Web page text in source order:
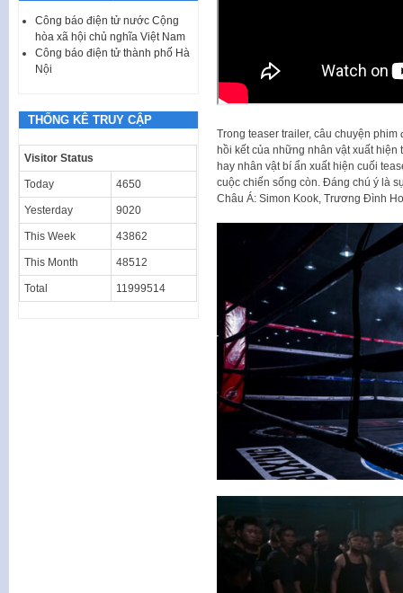
Trong teaser trailer, câu chuyện
hồi kết của những nhân vật xuất hiện
hay nhân vật bí ẩn xuất hiện cuối
cuộc chiến sống còn. Đáng chú ý là
Châu Á: Simon Kook, Trương Đình
Công báo điện tử nước Cộng
hòa xã hội chủ nghĩa Việt Nam
Công báo điện tử thành phố Hà
Nội
THỐNG KÊ TRUY CẬP
Visitor Status
Today 4650
Yesterday 9020
This Week 43862
This Month 48512
Total 11999514